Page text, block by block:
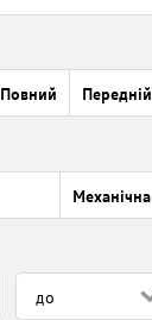
Повний Передній
Механічна